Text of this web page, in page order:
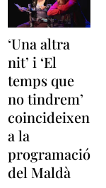
‘Una altra
nit’ i ‘El
temps que
no tindrem’
coincideixen
a la
programació
del Maldà